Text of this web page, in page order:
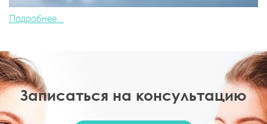
Подробнее...
Записаться на консультацию